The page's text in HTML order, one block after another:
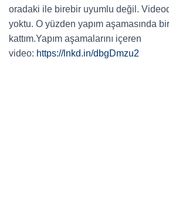
oradaki ile birebir uyumlu değil.
yoktu. O yüzden yapım aşamasında
kattım.Yapım aşamalarını içeren
video: https://lnkd.in/dbgDmzu2